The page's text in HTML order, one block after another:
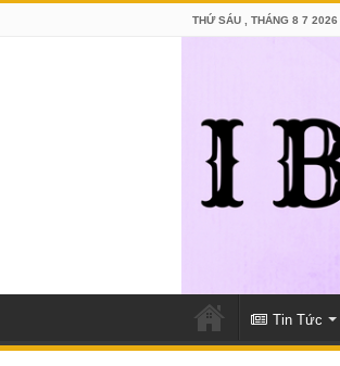
THỨ SÁU , THÁNG 8 7 2026
Tin Tức